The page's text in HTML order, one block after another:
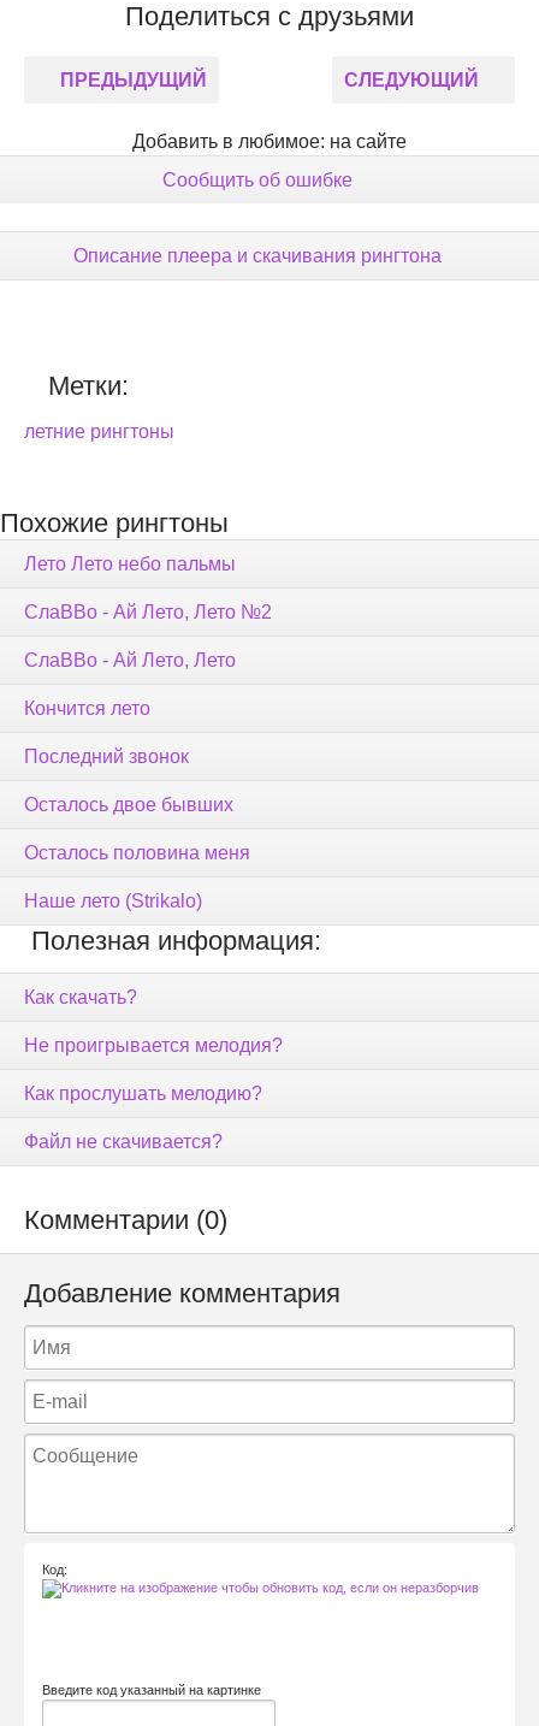
Поделиться с друзьями
ПРЕДЫДУЩИЙ СЛЕДУЮЩИЙ
Добавить в любимое: на сайте
Сообщить об ошибке
Описание плеера и скачивания рингтона
Метки:
летние рингтоны
Похожие рингтоны
Лето Лето небо пальмы
СлаВВо - Ай Лето, Лето №2
СлаВВо - Ай Лето, Лето
Кончится лето
Последний звонок
Осталось двое бывших
Осталось половина меня
Наше лето (Strikalo)
Полезная информация:
Как скачать?
Не проигрывается мелодия?
Как прослушать мелодию?
Файл не скачивается?
Комментарии (0)
Добавление комментария
Код:
Введите код указанный на картинке